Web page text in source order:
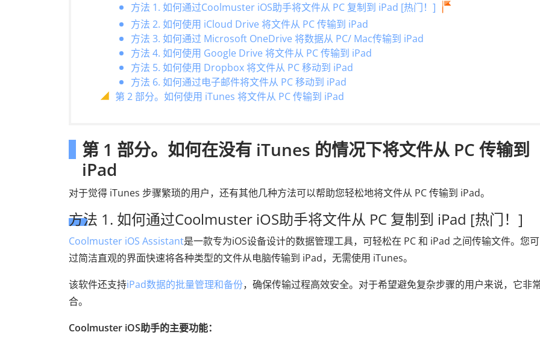
方法 1. 如何通过Coolmuster iOS助手将文件从 PC 复制到 iPad [热门！]
方法 2. 如何使用 iCloud Drive 将文件从 PC 传输到 iPad
方法 3. 如何通过 Microsoft OneDrive 将数据从 PC/ Mac传输到 iPad
方法 4. 如何使用 Google Drive 将文件从 PC 传输到 iPad
方法 5. 如何使用 Dropbox 将文件从 PC 移动到 iPad
方法 6. 如何通过电子邮件将文件从 PC 移动到 iPad
第 2 部分。如何使用 iTunes 将文件从 PC 传输到 iPad
第 1 部分。如何在没有 iTunes 的情况下将文件从 PC 传输到
iPad
对于觉得 iTunes 步骤繁琐的用户，还有其他几种方法可以帮助您轻松地将文件从 PC 传输到 iPad。
方法 1. 如何通过Coolmuster iOS助手将文件从 PC 复制到 iPad [热门！]
Coolmuster iOS Assistant是一款专为iOS设备设计的数据管理工具，可轻松在 PC 和 iPad 之间传输文件。您
过简洁直观的界面快速将各种类型的文件从电脑传输到 iPad，无需使用 iTunes。
该软件还支持iPad数据的批量管理和备份，确保传输过程高效安全。对于希望避免复杂步骤的用户来说，它非
合。
Coolmuster iOS助手的主要功能：